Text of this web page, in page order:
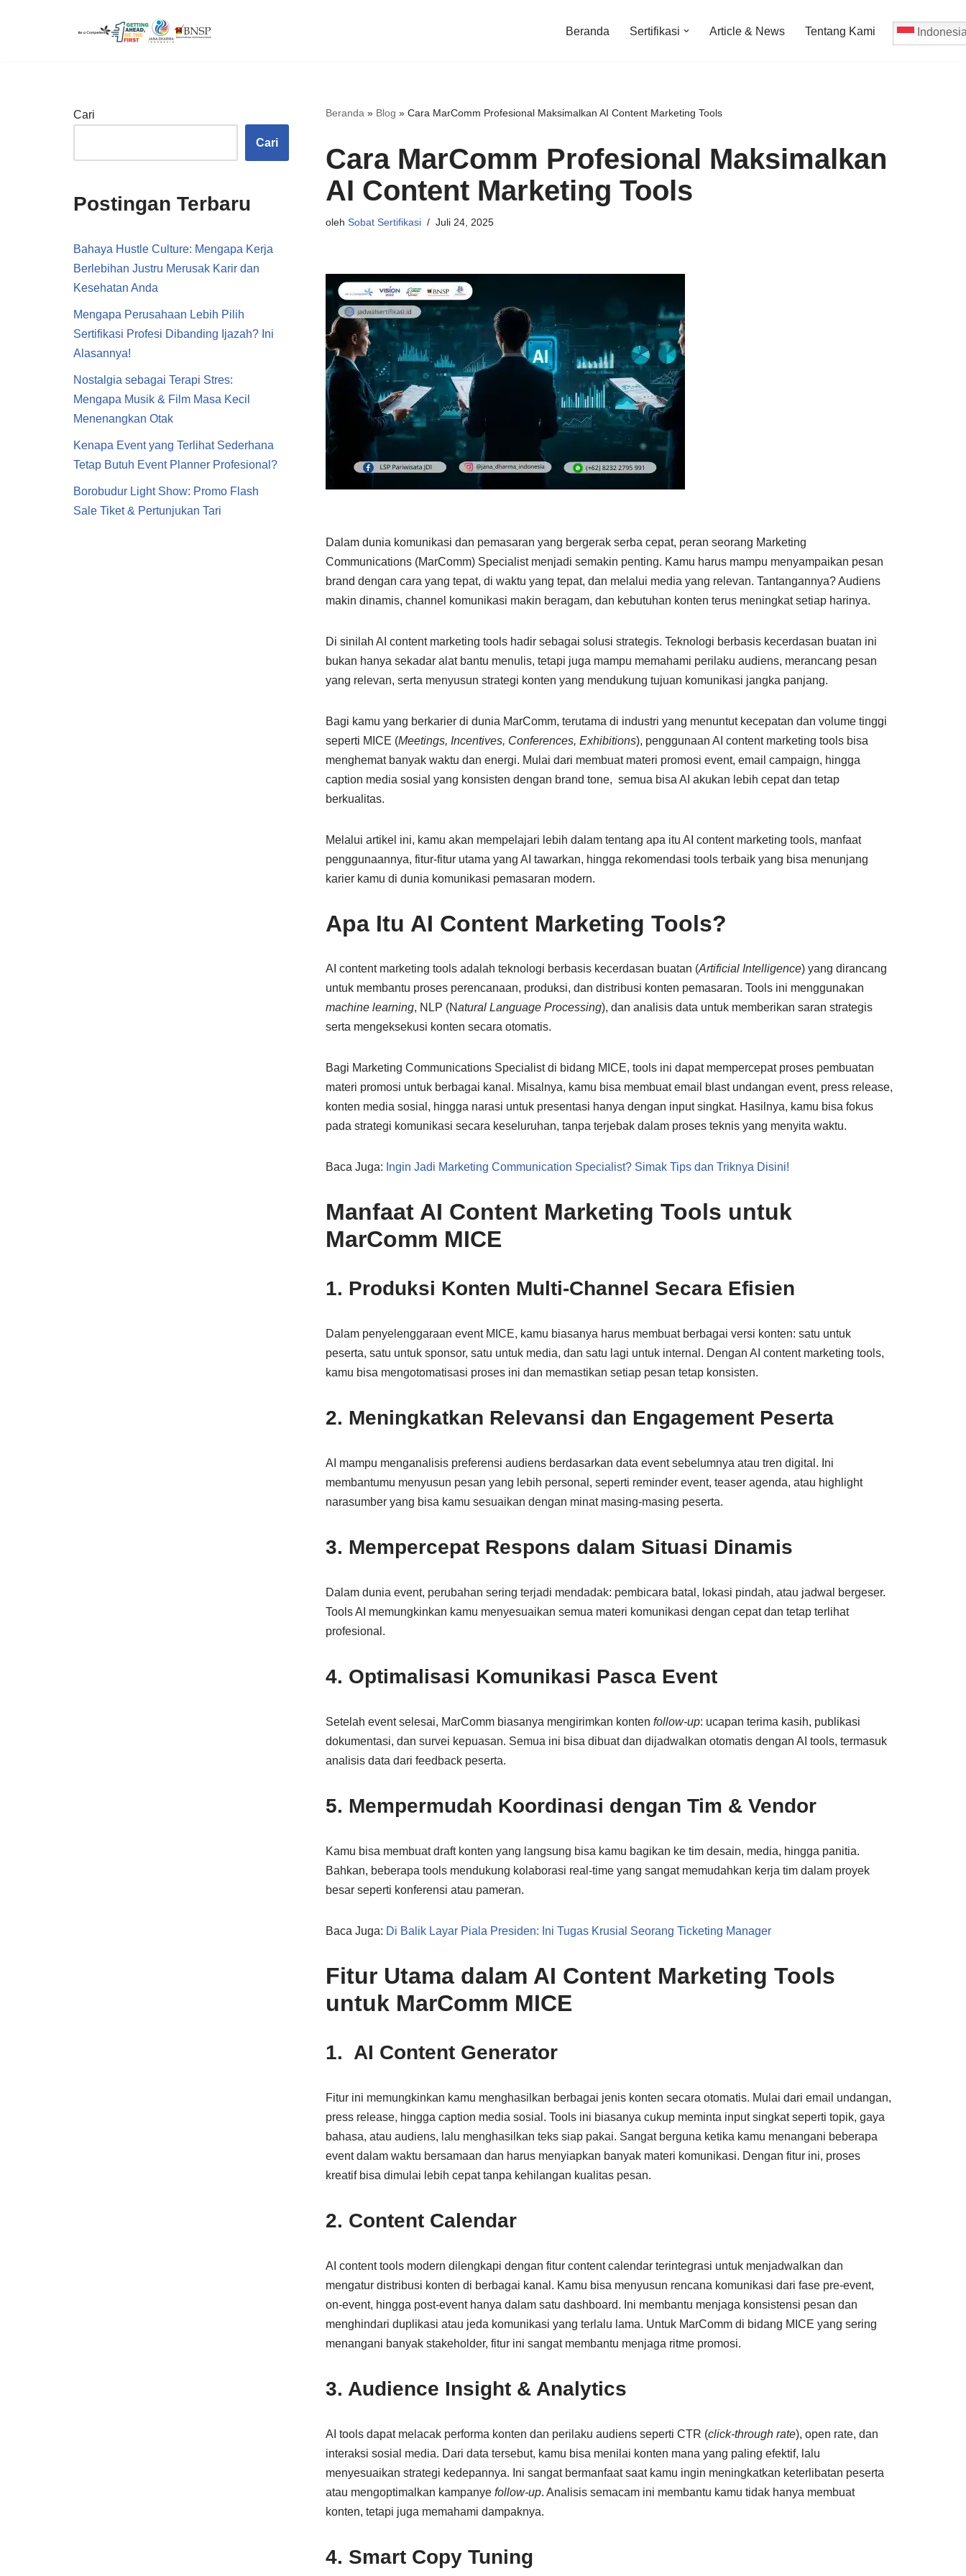
Beranda Sertifikasi Article & News Tentang Kami
Cari
Cari
Postingan Terbaru
Bahaya Hustle Culture: Mengapa Kerja
Berlebihan Justru Merusak Karir dan
Kesehatan Anda
Mengapa Perusahaan Lebih Pilih
Sertifikasi Profesi Dibanding Ijazah? Ini
Alasannya!
Nostalgia sebagai Terapi Stres:
Mengapa Musik & Film Masa Kecil
Menenangkan Otak
Kenapa Event yang Terlihat Sederhana
Tetap Butuh Event Planner Profesional?
Borobudur Light Show: Promo Flash
Sale Tiket & Pertunjukan Tari
Beranda » Blog » Cara MarComm Profesional Maksimalkan AI Content Marketing Tools
Cara MarComm Profesional Maksimalkan
AI Content Marketing Tools
oleh Sobat Sertifikasi Juli 24, 2025
Dalam dunia komunikasi dan pemasaran yang bergerak serba cepat, peran seorang Marketing
Communications (MarComm) Specialist menjadi semakin penting. Kamu harus mampu menyampaikan pesan
brand dengan cara yang tepat, di waktu yang tepat, dan melalui media yang relevan. Tantangannya? Audiens
makin dinamis, channel komunikasi makin beragam, dan kebutuhan konten terus meningkat setiap harinya.
Di sinilah AI content marketing tools hadir sebagai solusi strategis. Teknologi berbasis kecerdasan buatan ini
bukan hanya sekadar alat bantu menulis, tetapi juga mampu memahami perilaku audiens, merancang pesan
yang relevan, serta menyusun strategi konten yang mendukung tujuan komunikasi jangka panjang.
Bagi kamu yang berkarier di dunia MarComm, terutama di industri yang menuntut kecepatan dan volume tinggi
seperti MICE (Meetings, Incentives, Conferences, Exhibitions), penggunaan AI content marketing tools bisa
menghemat banyak waktu dan energi. Mulai dari membuat materi promosi event, email campaign, hingga
caption media sosial yang konsisten dengan brand tone, semua bisa AI akukan lebih cepat dan tetap
berkualitas.
Melalui artikel ini, kamu akan mempelajari lebih dalam tentang apa itu AI content marketing tools, manfaat
penggunaannya, fitur-fitur utama yang AI tawarkan, hingga rekomendasi tools terbaik yang bisa menunjang
karier kamu di dunia komunikasi pemasaran modern.
Apa Itu AI Content Marketing Tools?
AI content marketing tools adalah teknologi berbasis kecerdasan buatan (Artificial Intelligence) yang dirancang
untuk membantu proses perencanaan, produksi, dan distribusi konten pemasaran. Tools ini menggunakan
machine learning, NLP (Natural Language Processing), dan analisis data untuk memberikan saran strategis
serta mengeksekusi konten secara otomatis.
Bagi Marketing Communications Specialist di bidang MICE, tools ini dapat mempercepat proses pembuatan
materi promosi untuk berbagai kanal. Misalnya, kamu bisa membuat email blast undangan event, press release,
konten media sosial, hingga narasi untuk presentasi hanya dengan input singkat. Hasilnya, kamu bisa fokus
pada strategi komunikasi secara keseluruhan, tanpa terjebak dalam proses teknis yang menyita waktu.
Baca Juga: Ingin Jadi Marketing Communication Specialist? Simak Tips dan Triknya Disini!
Manfaat AI Content Marketing Tools untuk
MarComm MICE
1. Produksi Konten Multi-Channel Secara Efisien
Dalam penyelenggaraan event MICE, kamu biasanya harus membuat berbagai versi konten: satu untuk
peserta, satu untuk sponsor, satu untuk media, dan satu lagi untuk internal. Dengan AI content marketing tools,
kamu bisa mengotomatisasi proses ini dan memastikan setiap pesan tetap konsisten.
2. Meningkatkan Relevansi dan Engagement Peserta
AI mampu menganalisis preferensi audiens berdasarkan data event sebelumnya atau tren digital. Ini
membantumu menyusun pesan yang lebih personal, seperti reminder event, teaser agenda, atau highlight
narasumber yang bisa kamu sesuaikan dengan minat masing-masing peserta.
3. Mempercepat Respons dalam Situasi Dinamis
Dalam dunia event, perubahan sering terjadi mendadak: pembicara batal, lokasi pindah, atau jadwal bergeser.
Tools AI memungkinkan kamu menyesuaikan semua materi komunikasi dengan cepat dan tetap terlihat
profesional.
4. Optimalisasi Komunikasi Pasca Event
Setelah event selesai, MarComm biasanya mengirimkan konten follow-up: ucapan terima kasih, publikasi
dokumentasi, dan survei kepuasan. Semua ini bisa dibuat dan dijadwalkan otomatis dengan AI tools, termasuk
analisis data dari feedback peserta.
5. Mempermudah Koordinasi dengan Tim & Vendor
Kamu bisa membuat draft konten yang langsung bisa kamu bagikan ke tim desain, media, hingga panitia.
Bahkan, beberapa tools mendukung kolaborasi real-time yang sangat memudahkan kerja tim dalam proyek
besar seperti konferensi atau pameran.
Baca Juga: Di Balik Layar Piala Presiden: Ini Tugas Krusial Seorang Ticketing Manager
Fitur Utama dalam AI Content Marketing Tools
untuk MarComm MICE
1. AI Content Generator
Fitur ini memungkinkan kamu menghasilkan berbagai jenis konten secara otomatis. Mulai dari email undangan,
press release, hingga caption media sosial. Tools ini biasanya cukup meminta input singkat seperti topik, gaya
bahasa, atau audiens, lalu menghasilkan teks siap pakai. Sangat berguna ketika kamu menangani beberapa
event dalam waktu bersamaan dan harus menyiapkan banyak materi komunikasi. Dengan fitur ini, proses
kreatif bisa dimulai lebih cepat tanpa kehilangan kualitas pesan.
2. Content Calendar
AI content tools modern dilengkapi dengan fitur content calendar terintegrasi untuk menjadwalkan dan
mengatur distribusi konten di berbagai kanal. Kamu bisa menyusun rencana komunikasi dari fase pre-event,
on-event, hingga post-event hanya dalam satu dashboard. Ini membantu menjaga konsistensi pesan dan
menghindari duplikasi atau jeda komunikasi yang terlalu lama. Untuk MarComm di bidang MICE yang sering
menangani banyak stakeholder, fitur ini sangat membantu menjaga ritme promosi.
3. Audience Insight & Analytics
AI tools dapat melacak performa konten dan perilaku audiens seperti CTR (click-through rate), open rate, dan
interaksi sosial media. Dari data tersebut, kamu bisa menilai konten mana yang paling efektif, lalu
menyesuaikan strategi kedepannya. Ini sangat bermanfaat saat kamu ingin meningkatkan keterlibatan peserta
atau mengoptimalkan kampanye follow-up. Analisis semacam ini membantu kamu tidak hanya membuat
konten, tetapi juga memahami dampaknya.
4. Smart Copy Tuning